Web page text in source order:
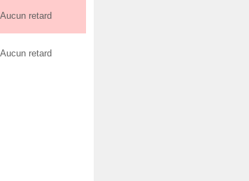
Aucun retard
Aucun retard